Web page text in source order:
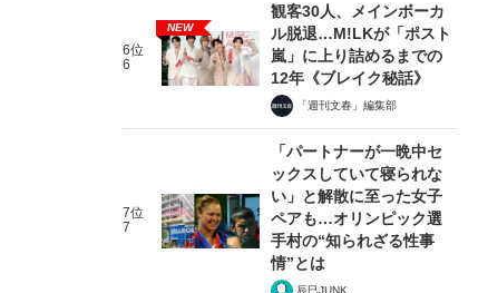
6位
6
NEW
観客30人、メインボーカ
ル脱退…M!LKが「ポスト
嵐」に上り詰めるまでの
12年《ブレイク秘話》
「週刊文春」編集部
7位
7
「パートナーが一晩中セ
ックスしていて寝られな
い」と解散に至った女子
ペアも…オリンピック選
手村の“知られざる性事
情”とは
辰巳JUNK